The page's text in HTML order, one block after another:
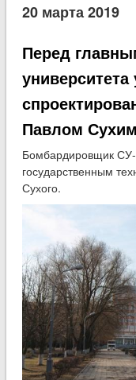
20 марта 2019
Перед
Павлом Сухим
Бомбардировщик
государственным
Сухого.